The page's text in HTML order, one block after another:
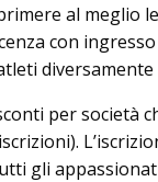
al meglio
con
per società
gli